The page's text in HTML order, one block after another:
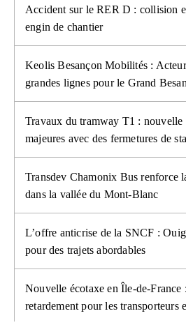
Accident sur le RER D : collision
engin de chantier
Keolis Besançon Mobilités :
grandes lignes pour le Grand
Travaux du tramway T1 : nouvelle
majeures avec des fermetures de
Transdev Chamonix Bus renforce
dans la vallée du Mont-Blanc
L’offre anticrise de la SNCF :
pour des trajets abordables
Nouvelle écotaxe en Île-de-France
retardement pour les transporteurs